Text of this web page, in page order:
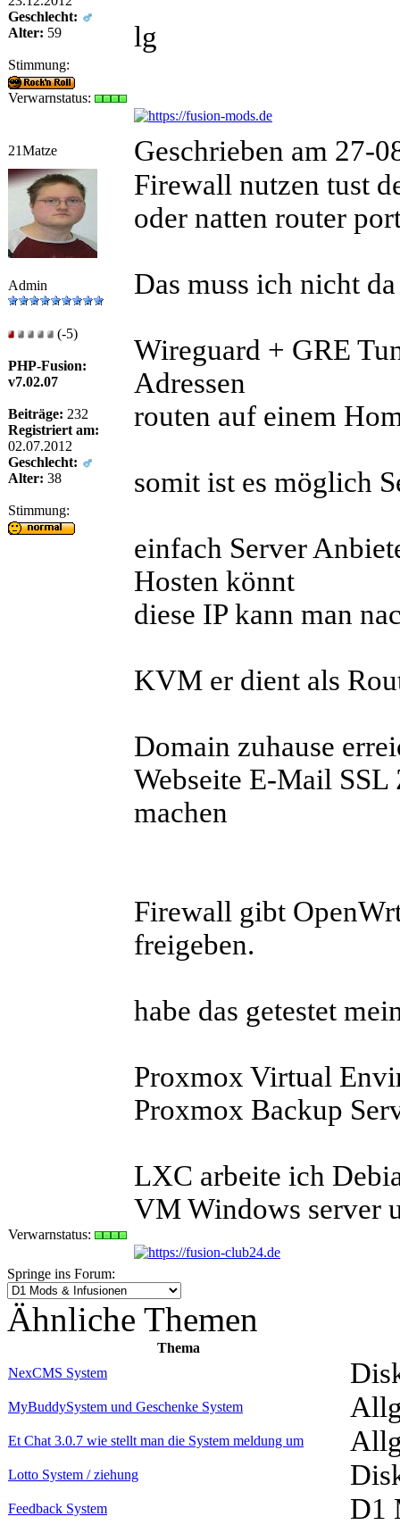
Geschlecht:
Alter: 59
Stimmung:
lg
Verwarnstatus:
21Matze Geschrieben am 27-
Admin
(-5)
PHP-Fusion:
v7.02.07
Beiträge: 232
Registriert am:
02.07.2012
Geschlecht:
Alter: 38
Stimmung:
Firewall nutzen tust
oder natten router
Das muss ich nicht
Wireguard + GRE
Adressen
routen auf einem
somit ist es möglich
einfach Server
Hosten könnt
diese IP kann man
KVM er dient als
Domain zuhause
Webseite E-Mail
machen
Firewall gibt
freigeben.
habe das getestet
Proxmox Virtual
Proxmox Backup
LXC arbeite ich
VM Windows server
Verwarnstatus:
Springe ins Forum:
Ähnliche Themen
Thema
NexCMS System
MyBuddySystem und Geschenke System
Et Chat 3.0.7 wie stellt man die System meldung um
Lotto System / ziehung
Feedback System D1